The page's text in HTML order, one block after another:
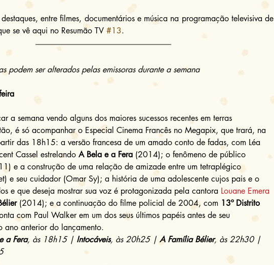
entre filmes, documentários e música na programação televisiva de
se vê aqui no Resumão TV #13.
podem ser alterados pelas emissoras durante a semana
a semana vendo alguns dos maiores sucessos recentes em terras
é só acompanhar o Especial Cinema Francês no Megapix, que trará, na
das 18h15: a versão francesa de um amado conto de fadas, com Léa
Cassel estrelando A Bela e a Fera (2014); o fenômeno de público
e a construção de uma relação de amizade entre um tetraplégico
e seu cuidador (Omar Sy); a história de uma adolescente cujos pais e o
e que deseja mostrar sua voz é protagonizada pela cantora Louane Emera
(2014); e a continuação do filme policial de 2004, com 13º Distrito
com Paul Walker em um dos seus últimos papéis antes de seu
ano anterior do lançamento.
a Fera, às 18h15 | Intocáveis, às 20h25 | A Família Bélier, às 22h30 |